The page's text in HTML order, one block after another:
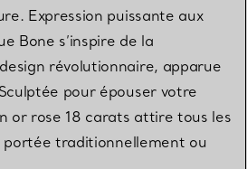
Expression puissante aux
Bone s’inspire de la
révolutionnaire, apparue
pour épouser votre
or rose 18 carats attire tous les
traditionnellement ou